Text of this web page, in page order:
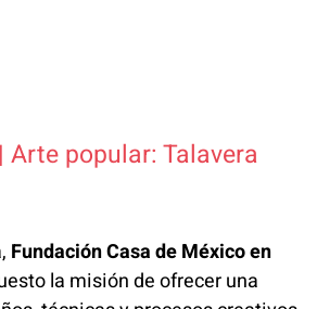
Arte popular: Talavera
Fundación Casa de México en
la misión de ofrecer una